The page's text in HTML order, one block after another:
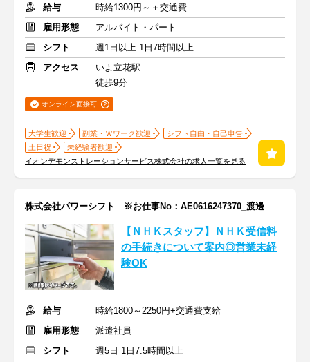
給与
時給1300円～＋交通費
雇用形態
アルバイト・パート
シフト
週1日以上 1日7時間以上
アクセス
いよ立花駅
徒歩9分
オンライン面接可
大学生歓迎 副業・Ｗワーク歓迎
シフト自由・自己申告
土日祝
未経験者歓迎
イオンデモンストレーションサービス株式会社の求人一覧を見る
株式会社パワーシフト ※お仕事No：AE0616247370_渡邊
【ＮＨＫスタッフ】ＮＨＫ受信料
の手続きについて案内◎営業未経
験OK
給与
時給1800～2250円+交通費支給
雇用形態
派遣社員
シフト
週5日 1日7.5時間以上